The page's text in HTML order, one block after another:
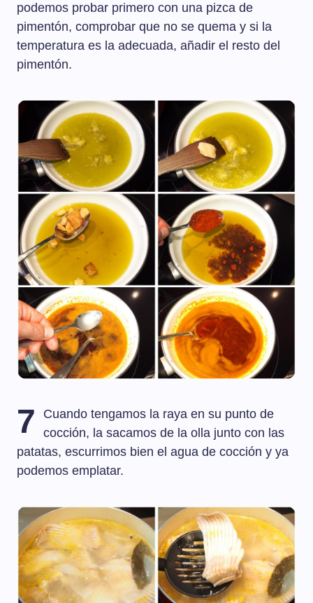
podemos probar primero con una pizca de
pimentón, comprobar que no se quema y si la
temperatura es la adecuada, añadir el resto del
pimentón.
7
Cuando tengamos la raya en su punto de
cocción, la sacamos de la olla junto con las
patatas, escurrimos bien el agua de cocción y ya
podemos emplatar.